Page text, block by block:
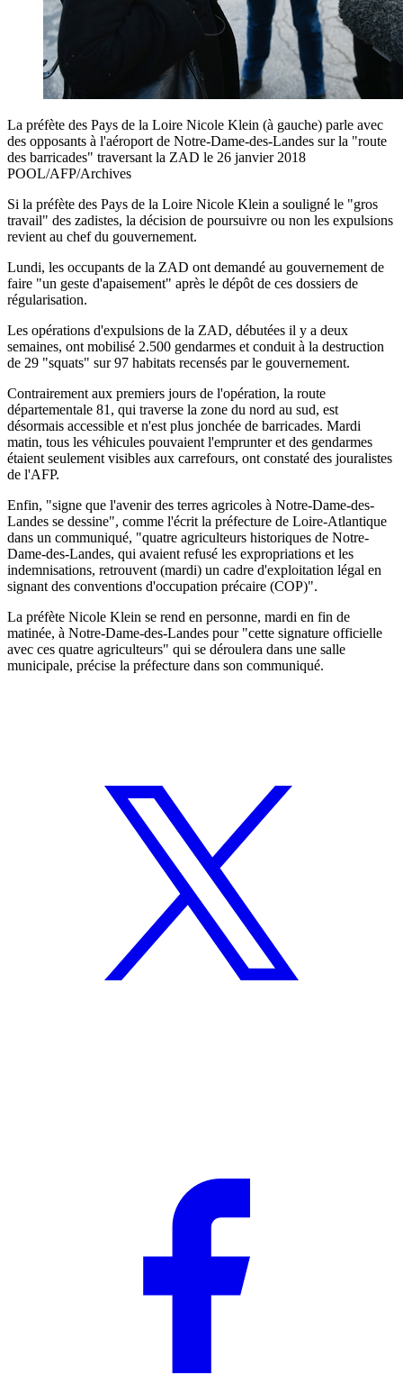
La préfète des Pays de la Loire Nicole Klein (à gauche) parle avec
des opposants à l'aéroport de Notre-Dame-des-Landes sur la "route
des barricades" traversant la ZAD le 26 janvier 2018
POOL/AFP/Archives
Si la préfète des Pays de la Loire Nicole Klein a souligné le "gros
travail" des zadistes, la décision de poursuivre ou non les expulsions
revient au chef du gouvernement.
Lundi, les occupants de la ZAD ont demandé au gouvernement de
faire "un geste d'apaisement" après le dépôt de ces dossiers de
régularisation.
Les opérations d'expulsions de la ZAD, débutées il y a deux
semaines, ont mobilisé 2.500 gendarmes et conduit à la destruction
de 29 "squats" sur 97 habitats recensés par le gouvernement.
Contrairement aux premiers jours de l'opération, la route
départementale 81, qui traverse la zone du nord au sud, est
désormais accessible et n'est plus jonchée de barricades. Mardi
matin, tous les véhicules pouvaient l'emprunter et des gendarmes
étaient seulement visibles aux carrefours, ont constaté des jouralistes
de l'AFP.
Enfin, "signe que l'avenir des terres agricoles à Notre-Dame-des-
Landes se dessine", comme l'écrit la préfecture de Loire-Atlantique
dans un communiqué, "quatre agriculteurs historiques de Notre-
Dame-des-Landes, qui avaient refusé les expropriations et les
indemnisations, retrouvent (mardi) un cadre d'exploitation légal en
signant des conventions d'occupation précaire (COP)".
La préfète Nicole Klein se rend en personne, mardi en fin de
matinée, à Notre-Dame-des-Landes pour "cette signature officielle
avec ces quatre agriculteurs" qui se déroulera dans une salle
municipale, précise la préfecture dans son communiqué.